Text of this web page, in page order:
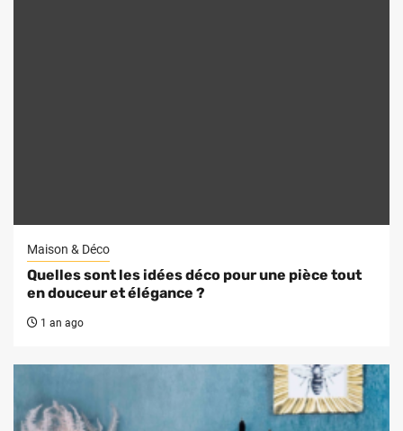
Maison & Déco
Quelles sont les idées déco pour une pièce tout
en douceur et élégance ?
1 an ago